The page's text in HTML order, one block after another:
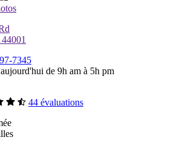
7345
de 9h am à 5h pm
44 évaluations